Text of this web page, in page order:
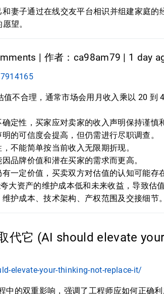
妻子通过在线交友平台相识并组建家庭的
望。
| 作者：ca98am79 | 1 day
不合理，通常市场会用月收入乘以 20 到
定性，买家应对卖家的收入声明保持谨慎
的可信度会提高，但仍需进行尽职调查。
不能简单按当前收入无限期折现。
品牌价值和潜在买家的需求而更高。
一定价值，买卖双方对估值的认知可能存
大资产的维护成本低和未来收益，导致估值
护成本、技术架构、产权范围及交接细节。
代它 (AI should elevate
elevate-your-thinking-not-replace-it/
中的双重影响，强调了工程师应如何正确